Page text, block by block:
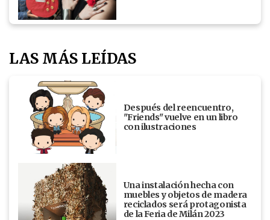
LAS MÁS LEÍDAS
Después del reencuentro,
"Friends" vuelve en un libro
con ilustraciones
Una instalación hecha con
muebles y objetos de madera
reciclados será protagonista
de la Feria de Milán 2023